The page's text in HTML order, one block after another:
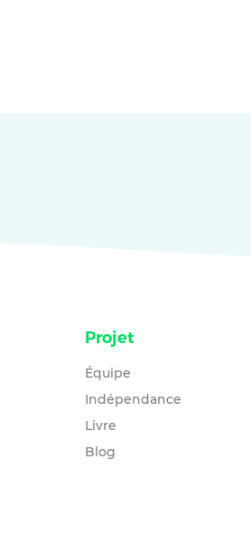
Projet
Équipe
Indépendance
Livre
Blog